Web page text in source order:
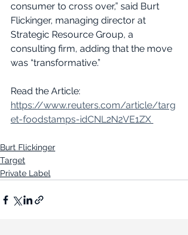
consumer to cross over,” said Burt
Flickinger, managing director at
Strategic Resource Group, a
consulting firm, adding that the move
was “transformative.”
Read the Article:
https://www.reuters.com/article/targ
et-foodstamps-idCNL2N2VE1ZX
Burt Flickinger
Target
Private Label